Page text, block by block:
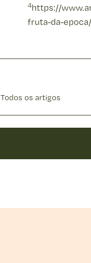
4https://
fruta-da-epoca/
Todos os artigos